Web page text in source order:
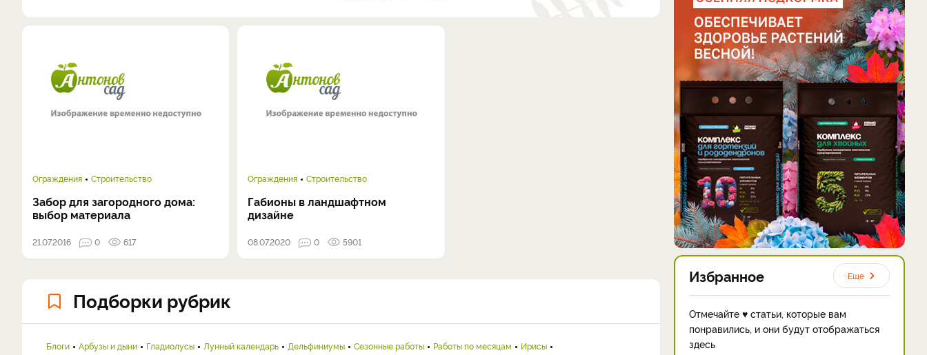
Ограждения Строительство
Забор для загородного дома:
выбор материала
21.07.2016 0 617
Ограждения Строительство
Габионы в ландшафтном
дизайне
08.07.2020 0 5901
Подборки рубрик
Блоги Арбузы и дыни Гладиолусы Лунный календарь Дельфиниумы Сезонные работы Работы по месяцам
Ирисы
Избранное Еще
Отмечайте ♥ статьи, которые вам
понравились, и они будут отображаться
здесь